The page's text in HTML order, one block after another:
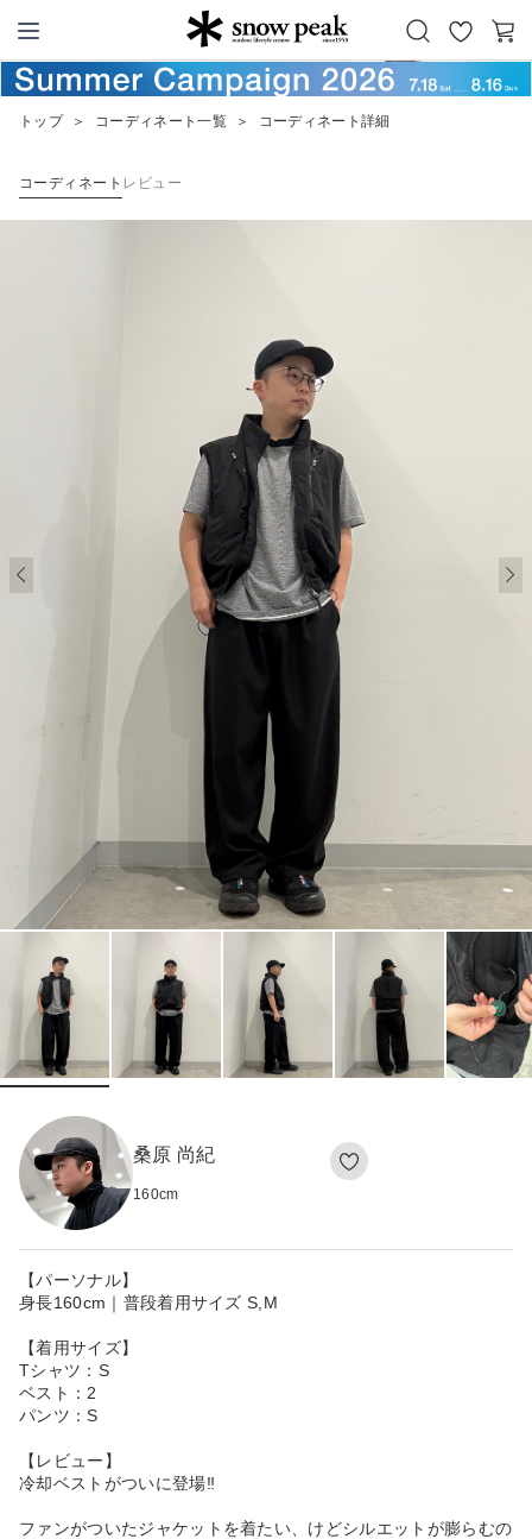
Snow Peak
お
気
カ
ー
トップ ＞ コーディネート一覧 ＞ コーディネート詳細
コーディネート レビュー
桑原 尚紀
160cm
【パーソナル】
身長160cm｜普段着用サイズ S,M
【着用サイズ】
Tシャツ：S
ベスト：2
パンツ：S
【レビュー】
冷却ベストがついに登場‼
ファンがついたジャケットを着たい、けどシルエットが膨らむの